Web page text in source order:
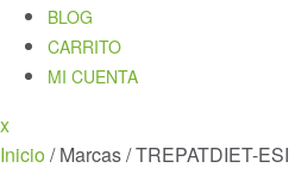
BLOG
CARRITO
MI CUENTA
xClose
Menu
Inicio/ Marcas / TREPATDIET-ESI